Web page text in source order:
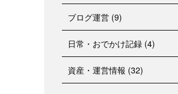
ブログ運営 (9)
日常・おでかけ記録 (4)
資産・運営情報 (32)